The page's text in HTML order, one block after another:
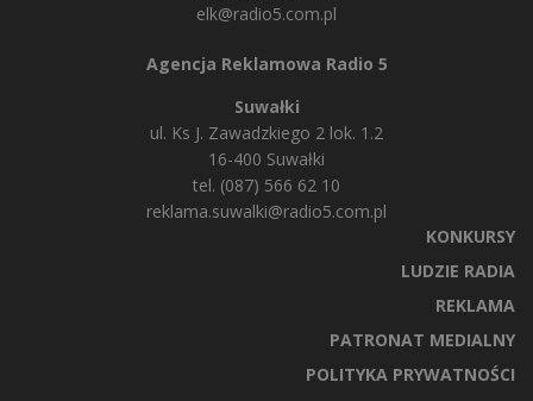
elk@radio5.com.pl
Agencja Reklamowa Radio 5
Suwałki
ul. Ks J. Zawadzkiego 2 lok. 1.2
16-400 Suwałki
tel. (087) 566 62 10
reklama.suwalki@radio5.com.pl
KONKURSY
LUDZIE RADIA
REKLAMA
PATRONAT MEDIALNY
POLITYKA PRYWATNOŚCI